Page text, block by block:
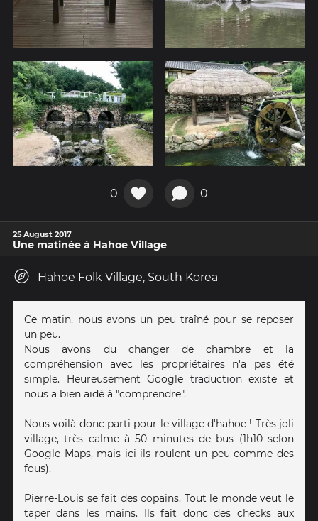
0 0
25 August 2017
Une matinée à Hahoe Village
Hahoe Folk Village, South Korea
Ce matin, nous avons un peu traîné pour se reposer
un peu.
Nous avons du changer de chambre et la
compréhension avec les propriétaires n'a pas été
simple. Heureusement Google traduction existe et
nous a bien aidé à "comprendre".
Nous voilà donc parti pour le village d'hahoe ! Très joli
village, très calme à 50 minutes de bus (1h10 selon
Google Maps, mais ici ils roulent un peu comme des
fous).
Pierre-Louis se fait des copains. Tout le monde veut le
taper dans les mains. Ils fait donc des checks aux